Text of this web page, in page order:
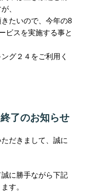
、
たいので、今年の8
ビスを実施する事と
グ２４をご利用く
了のお知らせ
だきまして、誠に
に勝手ながら下記
す。